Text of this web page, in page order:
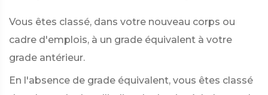
Vous êtes classé, dans votre nouveau corps ou
cadre d'emplois, à un grade équivalent à votre
grade antérieur.
En l'absence de grade équivalent, vous êtes classé